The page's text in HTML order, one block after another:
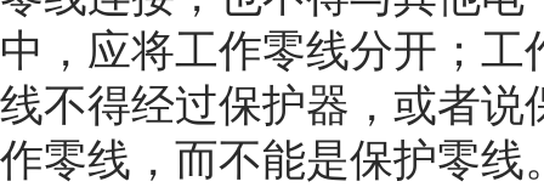
中，应将工作零线分开；
线不得经过保护器，或者
作零线，而不能是保护零线